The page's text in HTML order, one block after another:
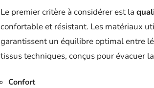
Le premier critère à considérer est la
confortable et résistant. Les matériaux
garantissent un équilibre optimal entre
tissus techniques, conçus pour évacuer
Confort